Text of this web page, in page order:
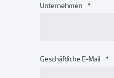
Unternehmen *
Geschäftliche E-Mail *